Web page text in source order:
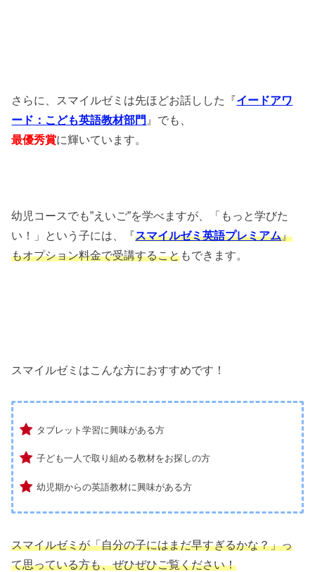
さらに、スマイルゼミは先ほどお話しした『イードアワ
ード：こども英語教材部門 』でも、
最優秀賞に輝いています。
幼児コースでも”えいご”を学べますが、「もっと学びた
い！」という子には、『スマイルゼミ英語プレミアム』
もオプション料金で受講することもできます。
スマイルゼミはこんな方におすすめです！
タブレット学習に興味がある方
子ども一人で取り組める教材をお探しの方
幼児期からの英語教材に興味がある方
スマイルゼミが「自分の子にはまだ早すぎるかな？」っ
て思っている方も、ぜひぜひご覧ください！